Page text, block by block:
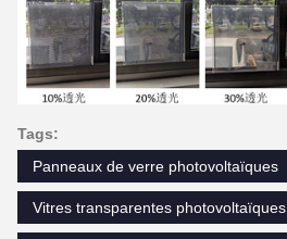
Tags:
Panneaux de verre photovoltaïques
Vitres transparentes photovoltaïques